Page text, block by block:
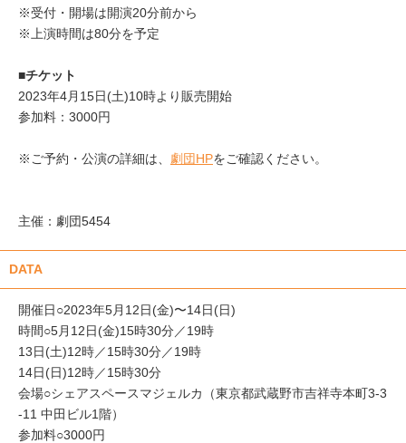
※受付・開場は開演20分前から
※上演時間は80分を予定
■チケット
2023年4月15日(土)10時より販売開始
参加料：3000円
※ご予約・公演の詳細は、 劇団HPをご確認ください。
主催：劇団5454
DATA
開催日○2023年5月12日(金)〜14日(日)
時間○5月12日(金)15時30分／19時
13日(土)12時／15時30分／19時
14日(日)12時／15時30分
会場○シェアスペースマジェルカ（東京都武蔵野市吉祥寺本町3-3
-11 中田ビル1階）
参加料○3000円